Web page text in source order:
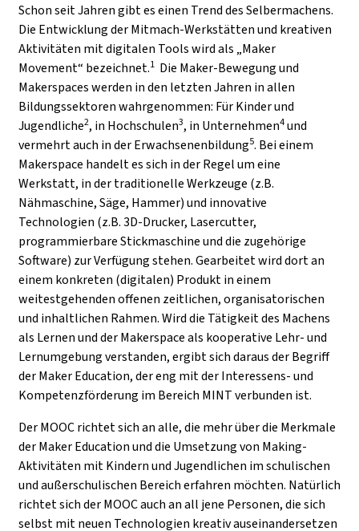
Schon seit Jahren gibt es einen Trend des Selbermachens.
Die Entwicklung der Mitmach-Werkstätten und kreativen
Aktivitäten mit digitalen Tools wird als „Maker
Movement“ bezeichnet.1 Die Maker-Bewegung und
Makerspaces werden in den letzten Jahren in allen
Bildungssektoren wahrgenommen: Für Kinder und
Jugendliche2, in Hochschulen3, in Unternehmen4und
vermehrt auch in der Erwachsenenbildung5. Bei einem
Makerspace handelt es sich in der Regel um eine
Werkstatt, in der traditionelle Werkzeuge (z.B.
Nähmaschine, Säge, Hammer) und innovative
Technologien (z.B. 3D-Drucker, Lasercutter,
programmierbare Stickmaschine und die zugehörige
Software) zur Verfügung stehen. Gearbeitet wird dort an
einem konkreten (digitalen) Produkt in einem
weitestgehenden offenen zeitlichen, organisatorischen
und inhaltlichen Rahmen. Wird die Tätigkeit des Machens
als Lernen und der Makerspace als kooperative Lehr- und
Lernumgebung verstanden, ergibt sich daraus der Begriff
der Maker Education, der eng mit der Interessens- und
Kompetenzförderung im Bereich MINT verbunden ist.
Der MOOC richtet sich an alle, die mehr über die Merkmale
der Maker Education und die Umsetzung von Making-
Aktivitäten mit Kindern und Jugendlichen im schulischen
und außerschulischen Bereich erfahren möchten. Natürlich
richtet sich der MOOC auch an all jene Personen, die sich
selbst mit neuen Technologien kreativ auseinandersetzen